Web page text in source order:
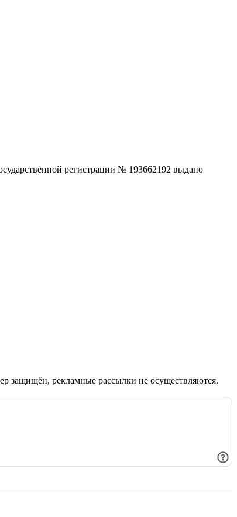
регистрации № 193662192 выдано
защищён, рекламные рассылки не осуществляются.